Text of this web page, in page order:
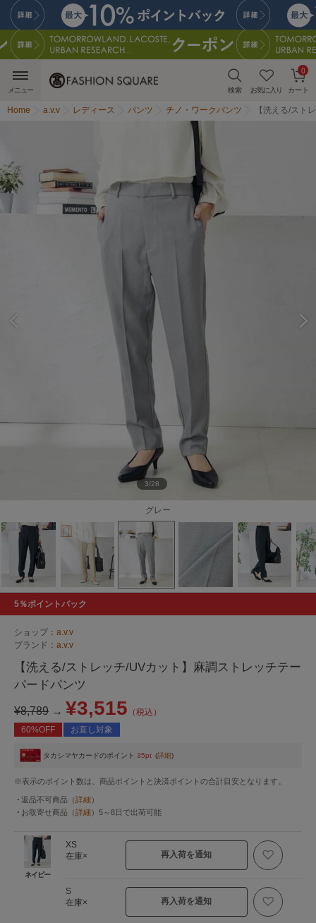
検索 お気に入り カート
0
メニュー
Home a.v.v レディース パンツ チノ・ワークパンツ 【洗える/スト
グレー
3/28
5％ポイントバック
ショップ： a.v.v
ブランド： a.v.v
【洗える/ストレッチ/UVカット】麻調ストレッチテー
パードパンツ
¥8,789 → ¥3,515 （税込）
60%OFF
お直し対象
タカシマヤカードのポイント 35pt (詳細)
※表示のポイント数は、商品ポイントと決済ポイントの合計目安となります。
返品不可商品 （詳細 ）
お取寄せ商品 （詳細 ） 5～8日 で出荷可能
ネイビー
XS
在庫×
再入荷を通知
S
在庫×
再入荷を通知